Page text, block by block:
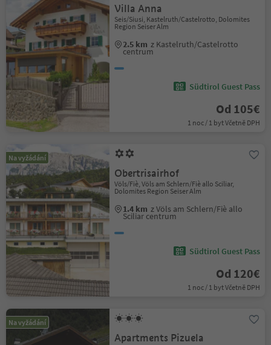
Villa Anna
Seis/Siusi, Kastelruth/Castelrotto, Dolomites
Region Seiser Alm
2.5 km z Kastelruth/Castelrotto
centrum
Südtirol Guest Pass
Od 105€
1 noc / 1 byt Včetně DPH
Na vyžádání
Obertrisairhof
Völs/Fiè, Völs am Schlern/Fiè allo Sciliar,
Dolomites Region Seiser Alm
1.4 km z Völs am Schlern/Fiè allo
Sciliar centrum
Südtirol Guest Pass
Od 120€
1 noc / 1 byt Včetně DPH
Na vyžádání
Apartments Pizuela